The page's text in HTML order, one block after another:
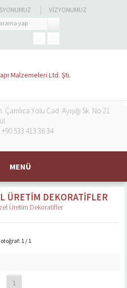
VIZYONUMUZ
Yolu Cad. Ayışığı Sk. No:21
+90 533 413 36 34
MENÜ
ÜRETIM DEKORATIFLER
Üretim Dekoratifler
1 / 1
1